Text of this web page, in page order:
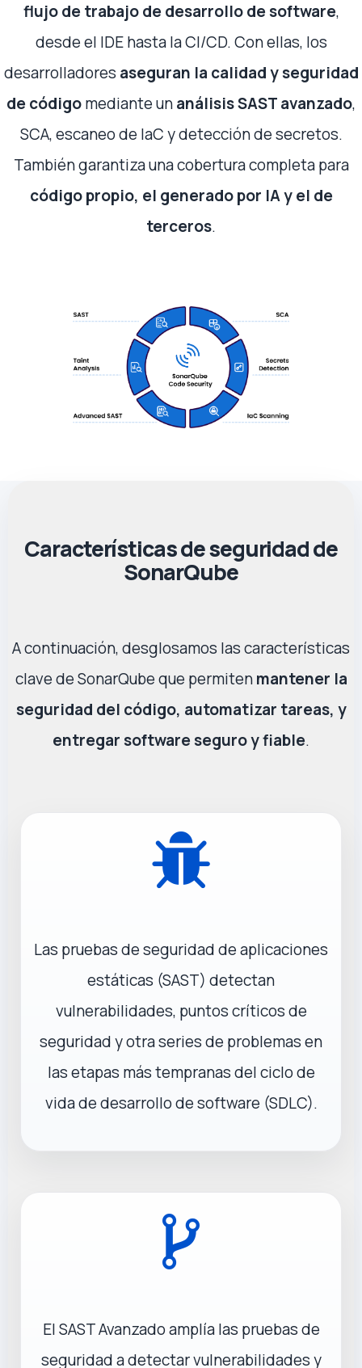
flujo de trabajo de desarrollo de software,
desde el IDE hasta la CI/CD. Con ellas, los
desarrolladores aseguran la calidad y seguridad
de códigomediante unanálisis SAST avanzado,
SCA, escaneo de IaC y detección de secretos.
También garantiza una cobertura completa para
código propio, el generado por IA y el de
terceros.
Características de seguridad de
SonarQube
A continuación, desglosamos las características
clave de SonarQube que permitenmantener la
seguridad del código, automatizar tareas, y
entregar software seguro y fiable.
Las pruebas de seguridad de aplicaciones
estáticas (SAST) detectan
vulnerabilidades, puntos críticos de
seguridad y otra series de problemas en
las etapas más tempranas del ciclo de
vida de desarrollo de software (SDLC).
El SAST Avanzado amplía las pruebas de
seguridad a detectar vulnerabilidades y